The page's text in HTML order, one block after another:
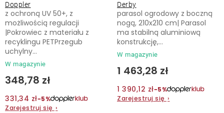
Doppler
W magazynie
348,78 zł
331,34 zł−5%
Zarejestruj się ›
z ochroną UV 50+, z
możliwością regulacji
|Pokrowiec z materiału z
recyklingu PETPrzegub
uchylny...
Derby
W magazynie
1 463,28 zł
1 390,12 zł−5%
Zarejestruj się ›
parasol ogrodowy z boczną
nogą, 210x210 cm| Parasol
ma stabilną aluminiową
konstrukcję,...